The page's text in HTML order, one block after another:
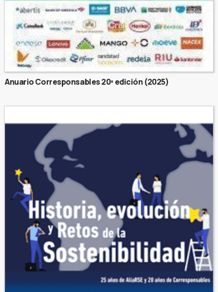
Anuario Corresponsables 20ª edición (2025)